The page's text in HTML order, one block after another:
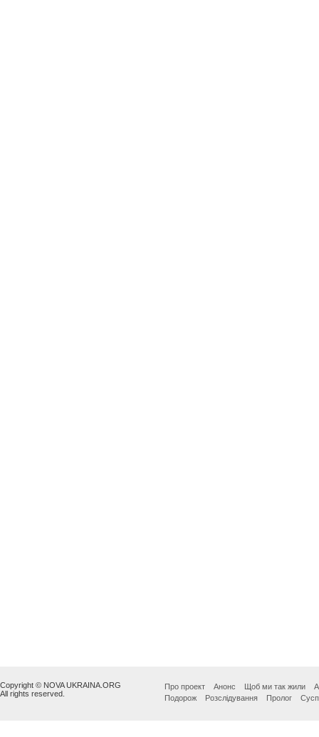
Copyright © NOVA UKRAINA.ORG
All rights reserved.
Про проект Анонс Щоб ми так жили
Подорож
Розслідування Пролог